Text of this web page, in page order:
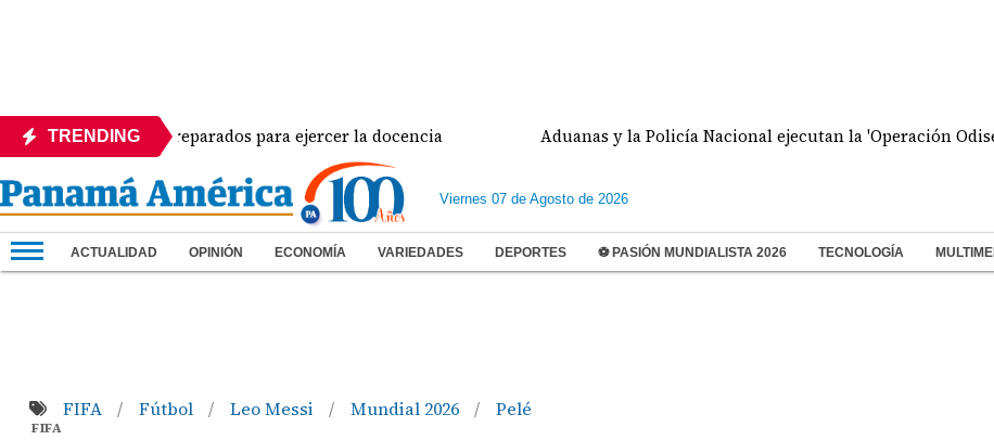
TRENDING
están preparados para ejercer la docencia Aduanas y la Policía Nacional ejecutan la 'Operación Odisea'
Viernes 07 de Agosto de 2026
ACTUALIDAD OPINIÓN ECONOMÍA VARIEDADES DEPORTES ⚽ PASIÓN MUNDIALISTA 2026 TECNOLOGÍA
FIFA / Fútbol / Leo Messi / Mundial 2026 / Pelé
FIFA